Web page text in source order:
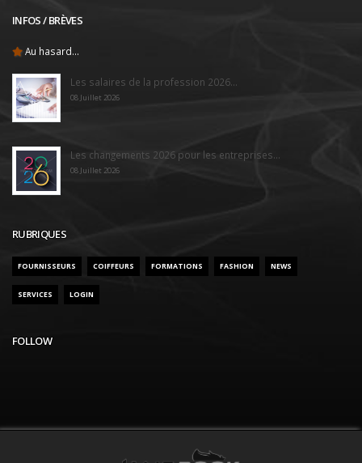
INFOS / BRÈVES
Au hasard...
Les salaires de la profession 2026...
08 Juillet 2026
Les changements 2026 pour les entreprises...
08 Juillet 2026
RUBRIQUES
FOURNISSEURS COIFFEURS FORMATIONS FASHION NEWS
SERVICES LOGIN
FOLLOW